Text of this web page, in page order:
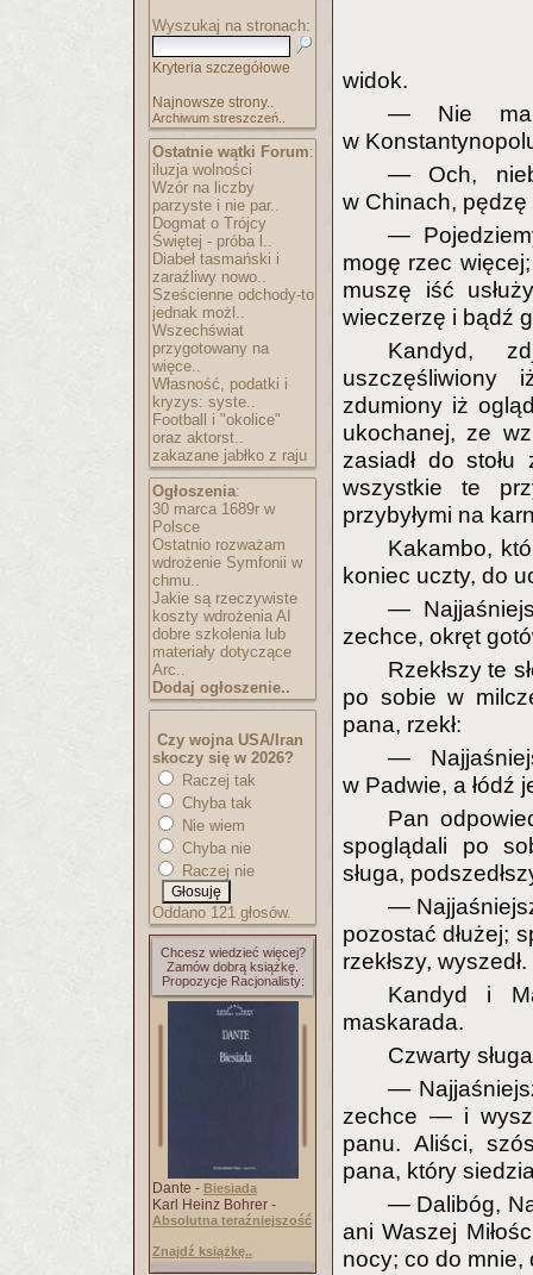
Wyszukaj na stronach:
Kryteria szczegółowe
Najnowsze strony..
Archiwum streszczeń..
Ostatnie wątki Forum:
iluzja wolności
Wzór na liczby
parzyste i nie par..
Dogmat o Trójcy
Świętej - próba l..
Diabeł tasmański i
zaraźliwy nowo..
Sześcienne odchody-to
jednak możl..
Wszechświat
przygotowany na
więce..
Własność, podatki i
kryzys: syste..
Football i "okolice"
oraz aktorst..
zakazane jabłko z raju
Ogłoszenia:
30 marca 1689r w
Polsce
Ostatnio rozważam
wdrożenie Symfonii w
chmu..
Jakie są rzeczywiste
koszty wdrożenia AI
dobre szkolenia lub
materiały dotyczące
Arc..
Dodaj ogłoszenie..
Czy wojna USA/Iran
skoczy się w 2026?
Raczej tak
Chyba tak
Nie wiem
Chyba nie
Raczej nie
Oddano 121 głosów.
Chcesz wiedzieć więcej?
Zamów dobrą książkę.
Propozycje Racjonalisty:
Dante - Biesiada
Karl Heinz Bohrer -
Absolutna teraźniejszość
Znajdź książkę..
widok.
— Nie
w
— Och,
w Chinach, pędzę
—
mogę rzec
muszę iść
wieczerzę i bądź
Kandyd,
uszczęśliwiony
zdumiony iż
ukochanej, ze
zasiadł do
wszystkie te
przybyłymi na
Kakambo,
koniec uczty, do
—
zechce, okręt
Rzekłszy te
po sobie w
pana, rzekł:
—
w Padwie, a łódź
Pan
spoglądali po
sługa,
—
pozostać dłużej;
rzekłszy, wyszedł.
Kandyd i
maskarada.
Czwarty
—
zechce — i
panu. Aliści,
pana, który
— Dalibóg,
ani Waszej
nocy; co do mnie,